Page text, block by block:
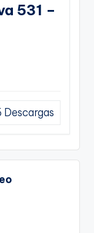
531 –
Descargas